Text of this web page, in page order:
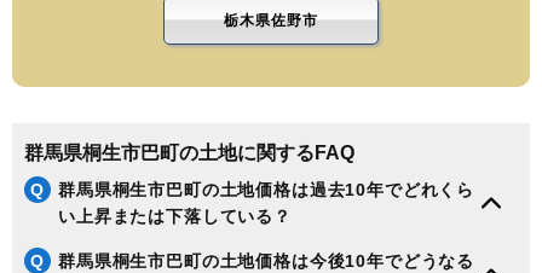
栃木県佐野市
群馬県桐生市巴町の土地に関するFAQ
Q
群馬県桐生市巴町の土地価格は過去10年でどれくら
い上昇または下落している？
Q
群馬県桐生市巴町の土地価格は今後10年でどうなる